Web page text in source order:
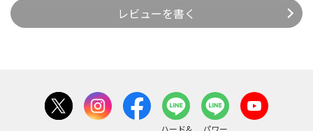
レビューを書く
ハード&
パワー